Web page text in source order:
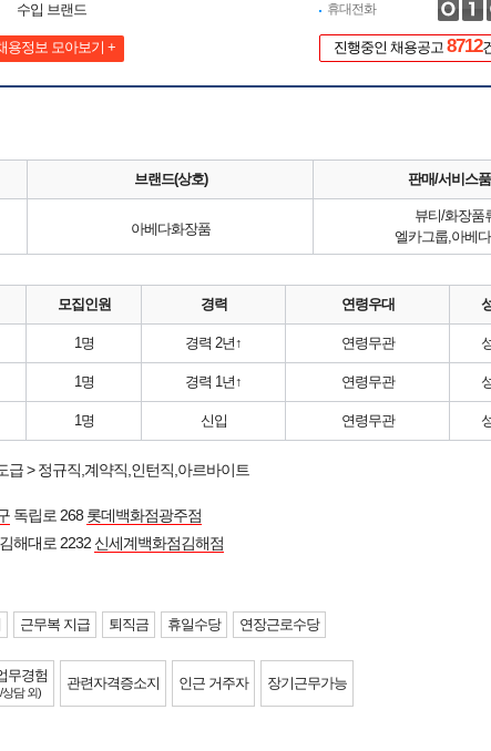
수입 브랜드
용정보 모아보기 +
휴대전화
진행중인 채용공고 8712
브랜드(상호) 판매/서비스
아베다화장품
뷰티/화장품
엘카그룹,아베
모집인원 경력 연령우대
1명 경력 2년↑ 연령무관
1명 경력 1년↑ 연령무관
1명 신입 연령무관
급 > 정규직,계약직,인턴직,아르바이트
독립로 268 롯데백화점광주점
해대로 2232 신세계백화점김해점
근무복 지급 퇴직금 휴일수당 연장근로수당
무경험
상담 외)
관련자격증소지 인근 거주자 장기근무가능